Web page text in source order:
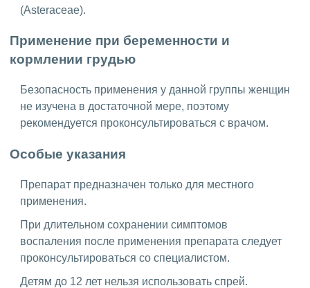
(Asteraceae).
Применение при беременности и
кормлении грудью
Безопасность применения у данной группы женщин
не изучена в достаточной мере, поэтому
рекомендуется проконсультироваться с врачом.
Особые указания
Препарат предназначен только для местного
применения.
При длительном сохранении симптомов
воспаления после применения препарата следует
проконсультироваться со специалистом.
Детям до 12 лет нельзя использовать спрей.